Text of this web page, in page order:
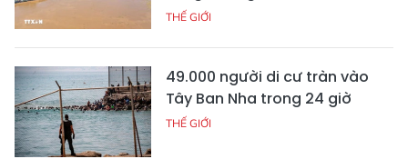
THẾ GIỚI
49.000 người di cư tràn vào
Tây Ban Nha trong 24 giờ
THẾ GIỚI